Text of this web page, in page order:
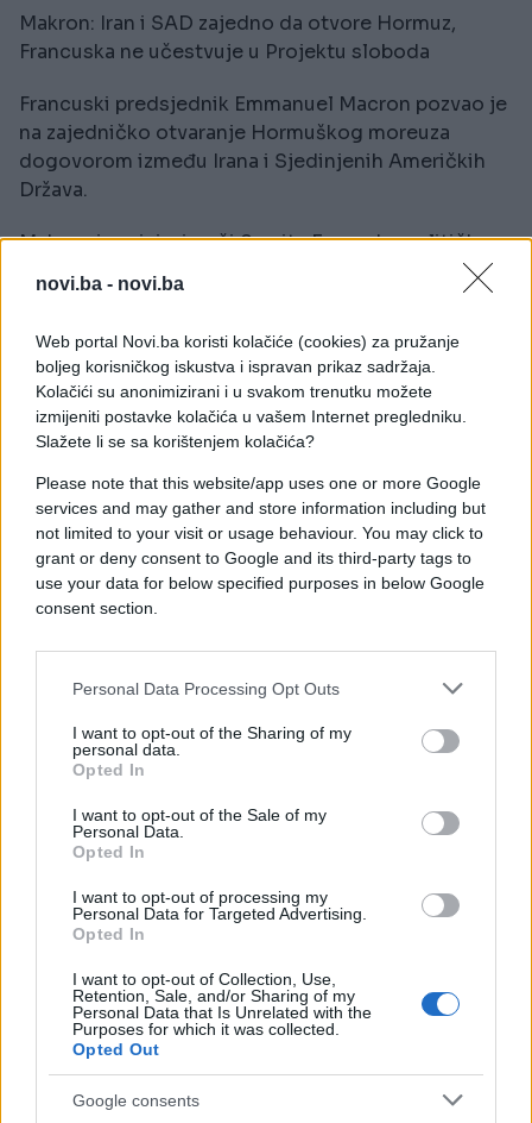
novi.ba - novi.ba
Web portal Novi.ba koristi kolačiće (cookies) za pružanje
boljeg korisničkog iskustva i ispravan prikaz sadržaja.
Kolačići su anonimizirani i u svakom trenutku možete
izmijeniti postavke kolačića u vašem Internet pregledniku.
Slažete li se sa korištenjem kolačića?
Please note that this website/app uses one or more Google
services and may gather and store information including but
not limited to your visit or usage behaviour. You may click to
grant or deny consent to Google and its third-party tags to
use your data for below specified purposes in below Google
consent section.
Personal Data Processing Opt Outs
I want to opt-out of the Sharing of my
personal data.
Opted In
I want to opt-out of the Sale of my
Personal Data.
Opted In
I want to opt-out of processing my
Personal Data for Targeted Advertising.
Opted In
I want to opt-out of Collection, Use,
Retention, Sale, and/or Sharing of my
Personal Data that Is Unrelated with the
Purposes for which it was collected.
Opted Out
Google consents
Makron: Iran i SAD zajedno da otvore Hormuz,
Francuska ne učestvuje u Projektu sloboda
Francuski predsjednik Emmanuel Macron pozvao je
na zajedničko otvaranje Hormuškog moreuza
dogovorom između Irana i Sjedinjenih Američkih
Država.
Makron je, u izjavi uoči Samita Evropske političke
zajednice u Jerevanu, isključio učešće Francuske u
"Projektu sloboda", prenosi BFM TV.
Bagei: Iran primio odgovor SAD na prijedlog od 14
tačaka, razmatramo ga
Iran je primio odgovor Sjedinjenih Američkih
Pakistana i trenutno ga razmatra, saopćio je
portparol ministarstva vanjskih poslova Esmail
Bagei.
Snage američke Centralne komande (CENTCOM)
sloboda" s ciljem obnavljanja komercijalne
plovidbe kroz Hormuški moreuz, pod
Trump: Iranski prijedlog neprihvatljiv, Izrael ne bi
Predsjednik Sjedinjenih Američkih Država Donald
prijedlogom i da ga smatra neprihvatljivim, uz
tvrdnju da Izrael ne bi postojao bez njega i
U izjavi za izraelski javni servis Kan rekao je da se
"operacija odvija odlično".
Iranske snage upozorile američku mornaricu da ne